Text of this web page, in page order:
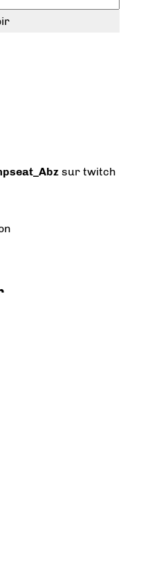
sur twitch